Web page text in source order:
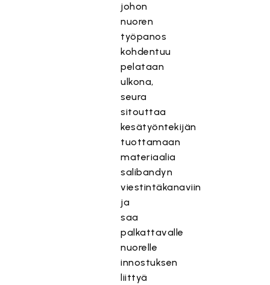
johon
nuoren
työpanos
kohdentuu
pelataan
ulkona,
seura
sitouttaa
kesätyöntekijän
tuottamaan
materiaalia
salibandyn
viestintäkanaviin
ja
saa
palkattavalle
nuorelle
innostuksen
liittyä